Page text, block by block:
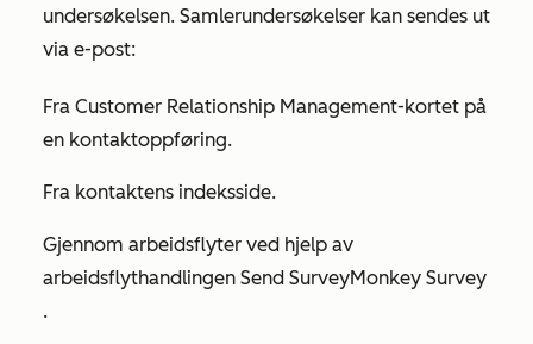
undersøkelsen. Samlerundersøkelser kan sendes ut
via e-post:
Fra Customer Relationship Management-kortet på
en kontaktoppføring.
Fra kontaktens indeksside.
Gjennom arbeidsflyter ved hjelp av
arbeidsflythandlingen Send SurveyMonkey Survey
.